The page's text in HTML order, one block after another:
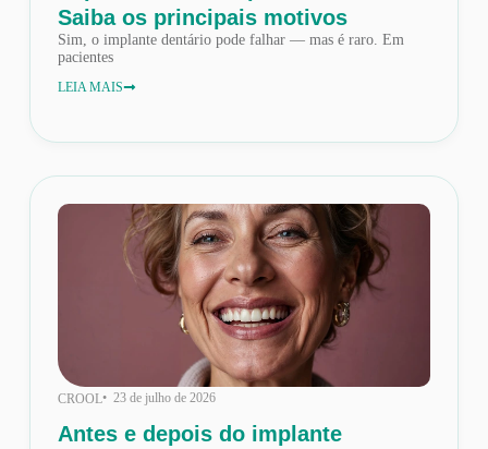
Saiba os principais motivos
Sim, o implante dentário pode falhar — mas é raro. Em
pacientes
LEIA MAIS
CROOL• 23 de julho de 2026
Antes e depois do implante